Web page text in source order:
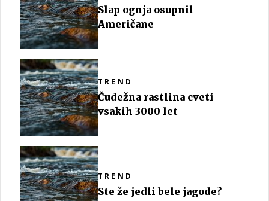
Slap ognja osupnil
Američane
TREND
Čudežna rastlina cveti
vsakih 3000 let
TREND
Ste že jedli bele jagode?